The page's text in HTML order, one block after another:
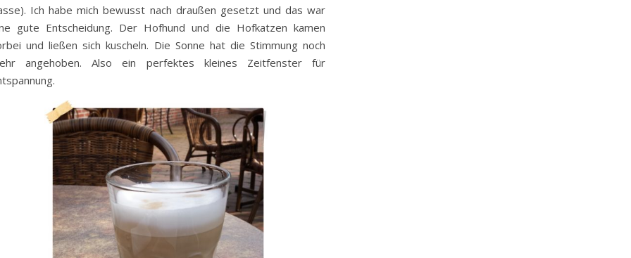
Ich habe mich bewusst nach draußen gesetzt und das war
gute Entscheidung. Der Hofhund und die Hofkatzen kamen
und ließen sich kuscheln. Die Sonne hat die Stimmung noch
angehoben. Also ein perfektes kleines Zeitfenster für